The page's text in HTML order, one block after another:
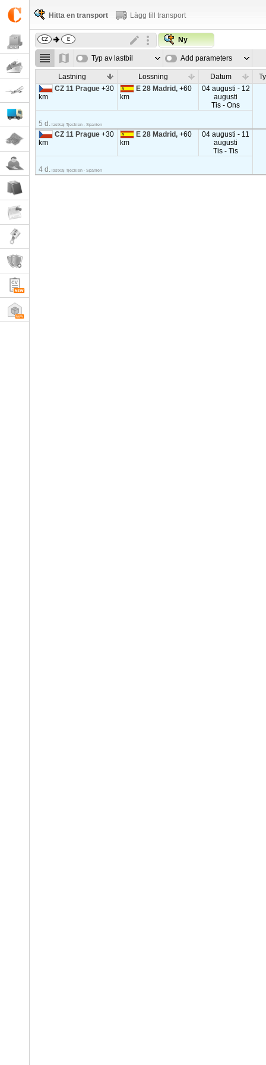
Hitta en transport Lägg till transport
Ny
Typ av lastbil Add parameters
Lastning Lossning Datum
CZ 11 Prague+30
km
E 28 Madrid,+60
km
04 augusti - 12
augusti
Tis - Ons
5 d. lastkaj Tjeckien - Spanien
CZ 11 Prague+30
km
E 28 Madrid,+60
km
04 augusti - 11
augusti
Tis - Tis
4 d. lastkaj Tjeckien - Spanien